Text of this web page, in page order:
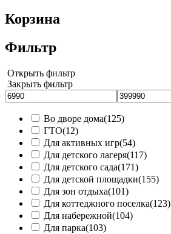
Корзина
Фильтр
Открыть фильтр
Закрыть фильтр
Во дворе дома(125)
ГТО(12)
Для активных игр(54)
Для детского лагеря(117)
Для детского сада(171)
Для детской площадки(155)
Для зон отдыха(101)
Для коттеджного поселка(123)
Для набережной(104)
Для парка(103)